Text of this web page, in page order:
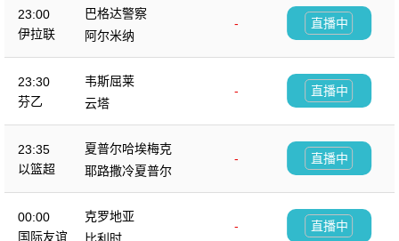
23:00
伊拉联
巴格达警察
-
阿尔米纳
直播中
23:30
芬乙
韦斯屈莱
-
云塔
直播中
23:35
以篮超
夏普尔哈埃梅克
-
耶路撒冷夏普尔
直播中
00:00
国际友谊
克罗地亚
-
直播中